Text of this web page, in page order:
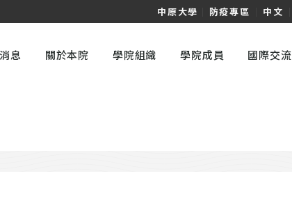
中原大學 防疫專區 中文
息 關於本院 學院組織 學院成員 國際交流